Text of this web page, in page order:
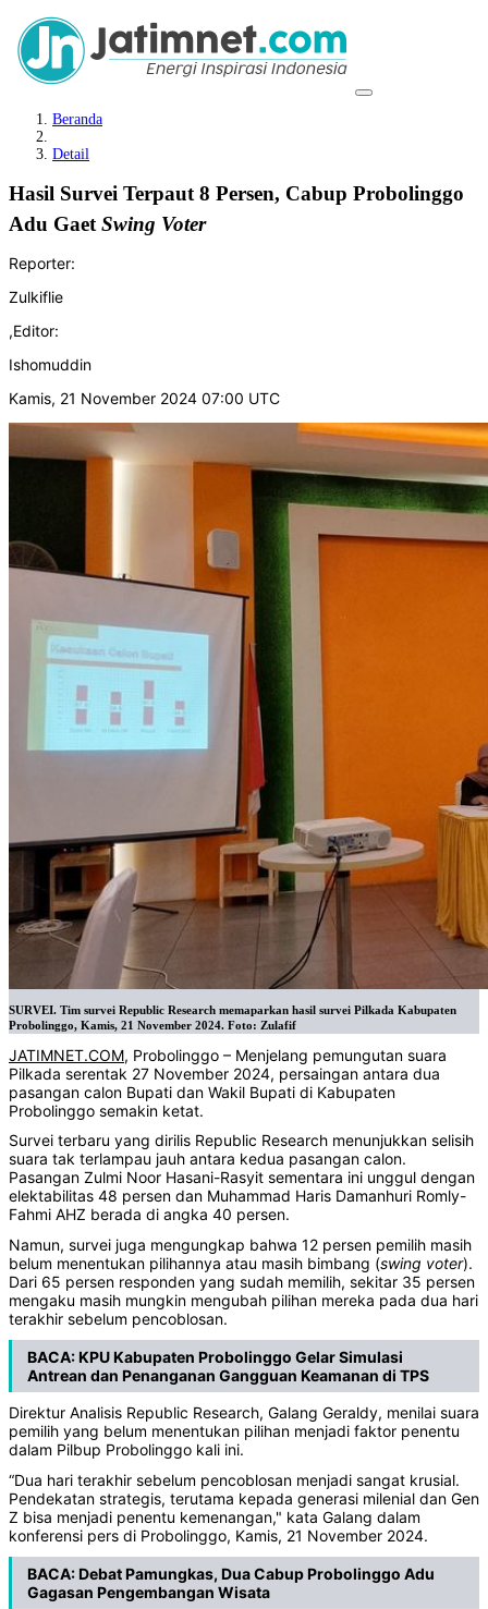
Beranda
Detail
Hasil Survei Terpaut 8 Persen, Cabup Probolinggo
Adu Gaet Swing Voter
Reporter:
Zulkiflie
,Editor:
Ishomuddin
Kamis, 21 November 2024 07:00 UTC
SURVEI. Tim survei Republic Research memaparkan hasil survei Pilkada Kabupaten
Probolinggo, Kamis, 21 November 2024. Foto: Zulafif
JATIMNET.COM, Probolinggo – Menjelang pemungutan suara
Pilkada serentak 27 November 2024, persaingan antara dua
pasangan calon Bupati dan Wakil Bupati di Kabupaten
Probolinggo semakin ketat.
Survei terbaru yang dirilis Republic Research menunjukkan selisih
suara tak terlampau jauh antara kedua pasangan calon.
Pasangan Zulmi Noor Hasani-Rasyit sementara ini unggul dengan
elektabilitas 48 persen dan Muhammad Haris Damanhuri Romly-
Fahmi AHZ berada di angka 40 persen.
Namun, survei juga mengungkap bahwa 12 persen pemilih masih
belum menentukan pilihannya atau masih bimbang (swing voter).
Dari 65 persen responden yang sudah memilih, sekitar 35 persen
mengaku masih mungkin mengubah pilihan mereka pada dua hari
terakhir sebelum pencoblosan.
BACA:KPU Kabupaten Probolinggo Gelar Simulasi
Antrean dan Penanganan Gangguan Keamanan di TPS
Direktur Analisis Republic Research, Galang Geraldy, menilai suara
pemilih yang belum menentukan pilihan menjadi faktor penentu
dalam Pilbup Probolinggo kali ini.
“Dua hari terakhir sebelum pencoblosan menjadi sangat krusial.
Pendekatan strategis, terutama kepada generasi milenial dan Gen
Z bisa menjadi penentu kemenangan," kata Galang dalam
konferensi pers di Probolinggo, Kamis, 21 November 2024.
BACA:Debat Pamungkas, Dua Cabup Probolinggo Adu
Gagasan Pengembangan Wisata